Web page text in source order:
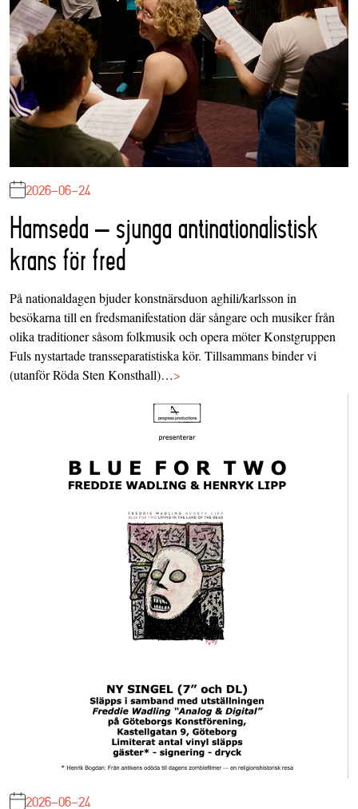
2026-06-24
Hamseda – sjunga antinationalistisk
krans för fred
På nationaldagen bjuder konstnärsduon aghili/karlsson in
besökarna till en fredsmanifestation där sångare och musiker från
olika traditioner såsom folkmusik och opera möter Konstgruppen
Fuls nystartade transseparatistiska kör. Tillsammans binder vi
(utanför Röda Sten Konsthall)…>
2026-06-24